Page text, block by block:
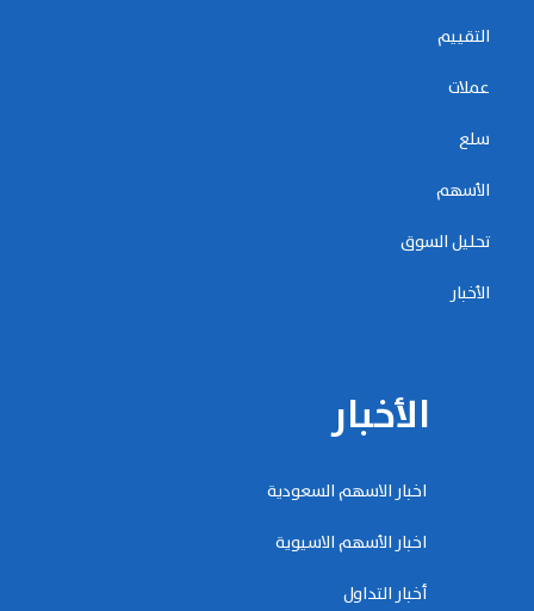
التقييم
عملات
سلع
الأسهم
تحليل السوق
الأخبار
الأخبار
اخبار الاسهم السعودية
اخبار الأسهم الاسيوية
أخبار التداول